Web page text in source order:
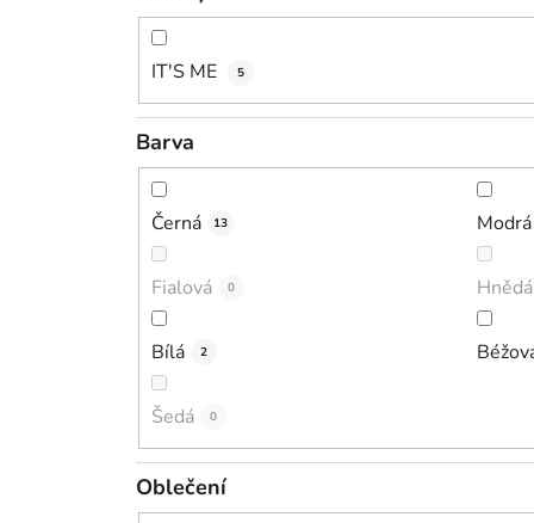
IT'S ME 5
Barva
Černá 13 Modrá
Fialová 0 Hnědá
Bílá 2
Šedá 0
Oblečení